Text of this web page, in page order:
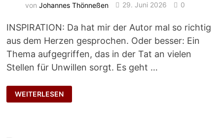
vonJohannes Thönneßen 29. Juni 2026 0
INSPIRATION: Da hat mir der Autor mal so richtig
aus dem Herzen gesprochen. Oder besser: Ein
Thema aufgegriffen, das in der Tat an vielen
Stellen für Unwillen sorgt. Es geht …
UNFERTIGE
DENKPROZESSE
WEITERLESEN